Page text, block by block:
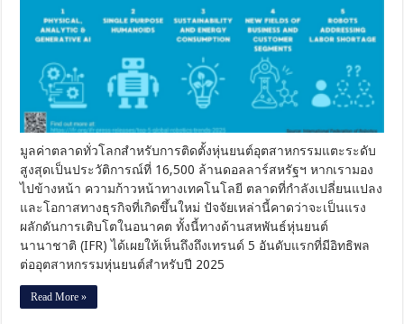
มี
อิทธิพล
อนาคต
หุ่น
มูลค่าตลาดทั่วโลกสำหรับการติดตั้งหุ่นยนต์อุตสาหกรรมแตะระดับ
สูงสุดเป็นประวัติการณ์ที่ 16,500 ล้านดอลลาร์สหรัฐฯ หากเรามอง
ไปข้างหน้า ความก้าวหน้าทางเทคโนโลยี ตลาดที่กำลังเปลี่ยนแปลง
และโอกาสทางธุรกิจที่เกิดขึ้นใหม่ ปัจจัยเหล่านี้คาดว่าจะเป็นแรง
ผลักดันการเติบโตในอนาคต ทั้งนี้ทางด้านสหพันธ์หุ่นยนต์
นานาชาติ (IFR) ได้เผยให้เห็นถึงถึงเทรนด์ 5 อันดับแรกที่มีอิทธิพล
ต่ออุตสาหกรรมหุ่นยนต์สำหรับปี 2025
Read More »